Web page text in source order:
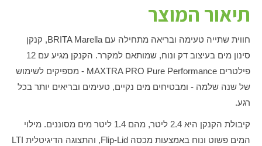
תיאור המוצר
חווית שתייה טעימה ובריאה מתחילה עם BRITA Marella, קנקן
סינון מים בעיצוב דק ונוח, שמותאם למקרר. הקנקן מגיע עם 12
פילטרים MAXTRA PRO Pure Performance - מספיקים לשימוש
של שנה שלמה - ומבטיחים מים נקיים, טעימים ובריאים יותר בכל
רגע.
קיבולת הקנקן היא 2.4 ליטר, מהם 1.4 ליטר מים מסוננים. מילוי
המים פשוט ונוח באמצעות מכסה Flip-Lid, והתצוגה הדיגיטלית LTI